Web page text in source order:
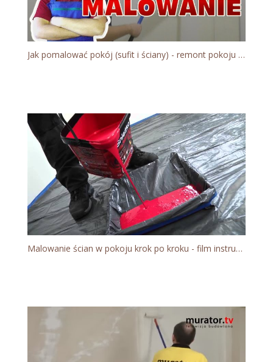
Jak pomalować pokój (sufit i ściany) - remont pokoju #3
Malowanie ścian w pokoju krok po kroku - film instruktażowy Śnieżka Barwy Natury